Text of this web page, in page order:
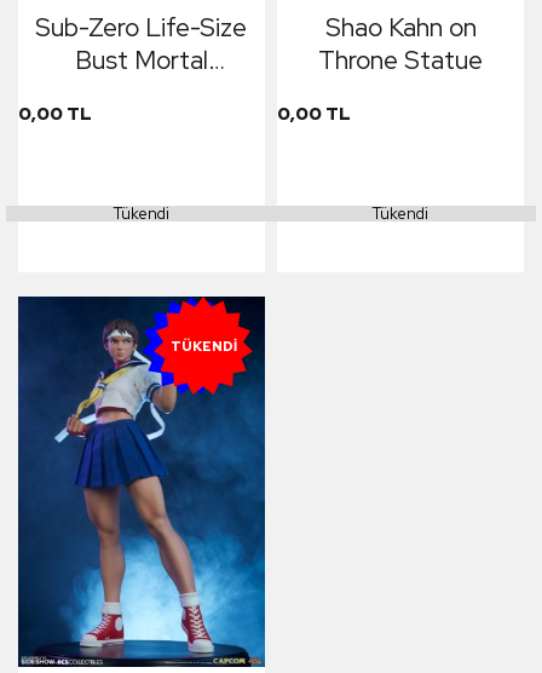
Sub-Zero Life-Size
Bust Mortal
0,00 TL
Tükendi
Shao Kahn on
Throne Statue
0,00 TL
Tükendi
YENI
TÜKENDI